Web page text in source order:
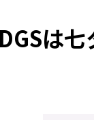
は